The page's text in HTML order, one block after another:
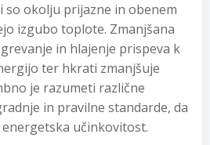
so okolju prijazne in obenem
izgubo toplote. Zmanjšana
in hlajenje prispeva k
ter hkrati zmanjšuje
je razumeti različne
in pravilne standarde, da
učinkovitost.